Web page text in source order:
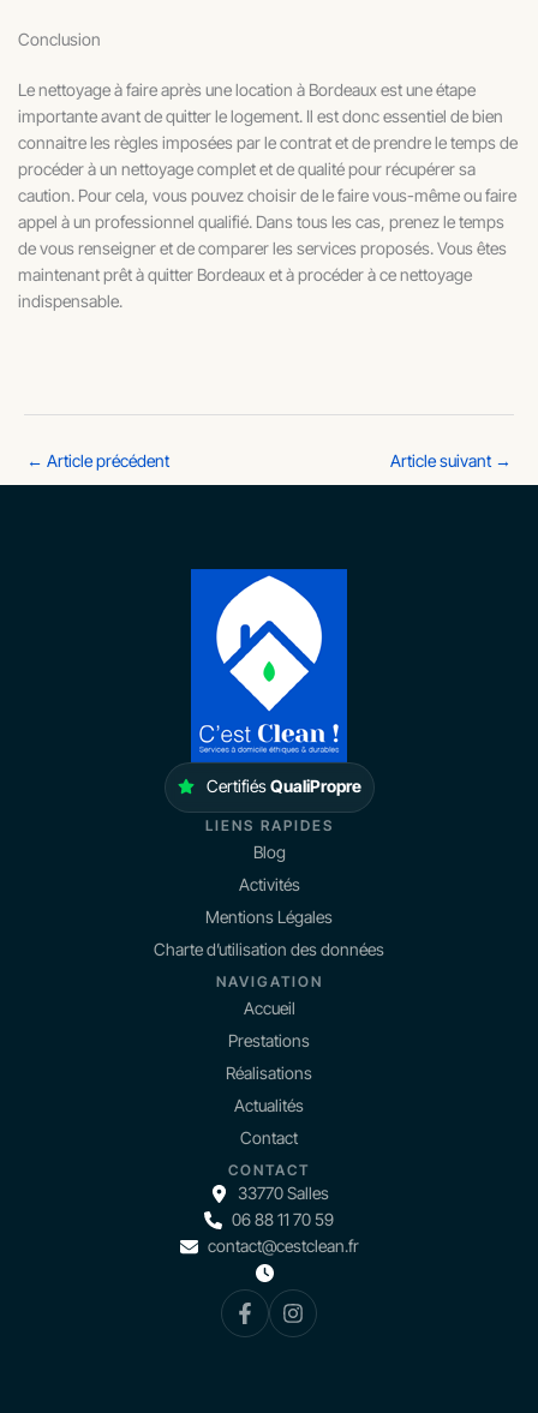
Conclusion
Le nettoyage à faire après une location à Bordeaux est une étape
importante avant de quitter le logement. Il est donc essentiel de bien
connaitre les règles imposées par le contrat et de prendre le temps de
procéder à un nettoyage complet et de qualité pour récupérer sa
caution. Pour cela, vous pouvez choisir de le faire vous-même ou faire
appel à un professionnel qualifié. Dans tous les cas, prenez le temps
de vous renseigner et de comparer les services proposés. Vous êtes
maintenant prêt à quitter Bordeaux et à procéder à ce nettoyage
indispensable.
← Article précédent Article suivant →
CertifiésQualiPropre
LIENS RAPIDES
Blog
Activités
Mentions Légales
Charte d’utilisation des données
NAVIGATION
Accueil
Prestations
Réalisations
Actualités
Contact
CONTACT
33770 Salles
06 88 11 70 59
contact@cestclean.fr